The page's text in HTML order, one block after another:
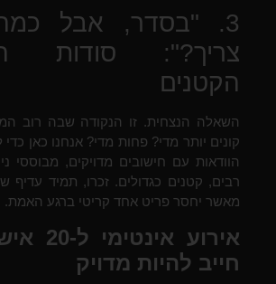
3. "בסדר, אבל
צריך?": סודות
הקטנים
השאלה הנצחית. זו הנקודה שבה רוב
קונים יותר מדי? פחות מדי? אנחנו כאן
הוודאות עם חישובים מדויקים, מבוססי
רבים, קטנים כגדולים. זכרו, תמיד עדיף
מאשר יחסר פריט אחד קריטי ברגע האמת.
אירוע
חייב להיות מדויק